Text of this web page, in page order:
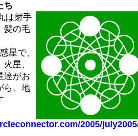
ち
は射手
髪の毛
星で、
星、
達がお
ら、地
2005/